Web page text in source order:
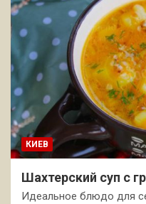
КИЕВ
Шахтерский суп с
Идеальное блюдо для